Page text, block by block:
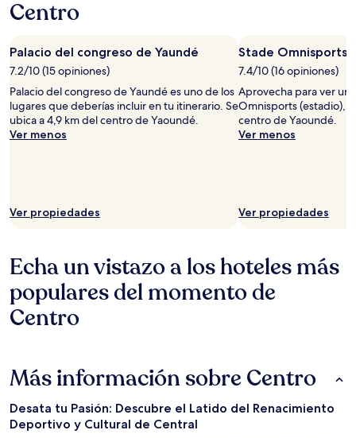
la
tarifa
estándar.
Centro
Palacio del congreso de Yaundé
7.2/10 (15 opiniones)
Palacio del congreso de Yaundé es uno de los
lugares que deberías incluir en tu itinerario. Se
ubica a 4,9 km del centro de Yaoundé.
Ver menos
Ver propiedades
Stade Omnisports
7.4/10 (16 opiniones)
Aprovecha para ver un
Omnisports (estadio),
centro de Yaoundé.
Ver menos
Ver propiedades
Echa un vistazo a los hoteles más
populares del momento de
Centro
Más información sobre Centro
Desata tu Pasión: Descubre el Latido del Renacimiento
Deportivo y Cultural de Central